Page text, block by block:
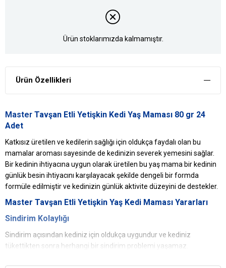
Ürün stoklarımızda kalmamıştır.
Ürün Özellikleri
Master Tavşan Etli Yetişkin Kedi Yaş Maması 80 gr 24
Adet
Katkısız üretilen ve kedilerin sağlığı için oldukça faydalı olan bu
mamalar aroması sayesinde de kedinizin severek yemesini sağlar.
Bir kedinin ihtiyacına uygun olarak üretilen bu yaş mama bir kedinin
günlük besin ihtiyacını karşılayacak şekilde dengeli bir formda
formüle edilmiştir ve kedinizin günlük aktivite düzeyini de destekler.
Master Tavşan Etli Yetişkin Yaş Kedi Maması Yararları
Sindirim Kolaylığı
Sindirim açısından kediniz için oldukça uygundur ve kediniz
tükettikten sonra herhangi bir sindirim problemi yaşamaz.